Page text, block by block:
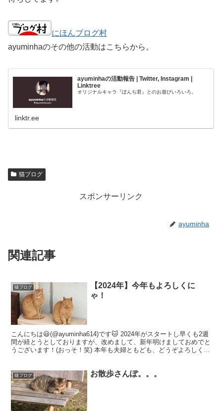
にほんブログ村
ayuminhaのその他の活動はこちらから。
ayuminhaの活動報告 | Twitter, Instagram |
Linktree
オリジナルキャラ『ぽんぢ君』とのお遊びいろいろ。
linktr.ee
猫ブログ
スポンサーリンク
ayuminha
関連記事
猫ブログ
【2024年】今年もよろしくに
ゃ！
こんにちは😃(@ayuminha614)です🐱 2024年がスタートし早くも2週
間が経とうとしておりますが、改めまして、新年明けましておめでと
うございます！(おっそ！笑) 本年も夫婦ともども、どうぞよろしくお
猫ブログ お散歩さんぽ。。。